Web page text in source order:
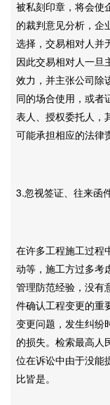
被私刻印章，将会使
的裁判意见分析，企
选择，交易相对人并
因此交易相对人一旦
效力，并主张公司除
同的场合使用，或者
表人、授权委托人，
可能承担相应的法律
3.忽视签证、往来函
在许多工程施工过程
动等，施工方过多考
管理防范经验，没有
件确认工程变更的重
变更问题，发生纠纷
的损失。检索最高人
位在诉讼中由于没能
比皆是。